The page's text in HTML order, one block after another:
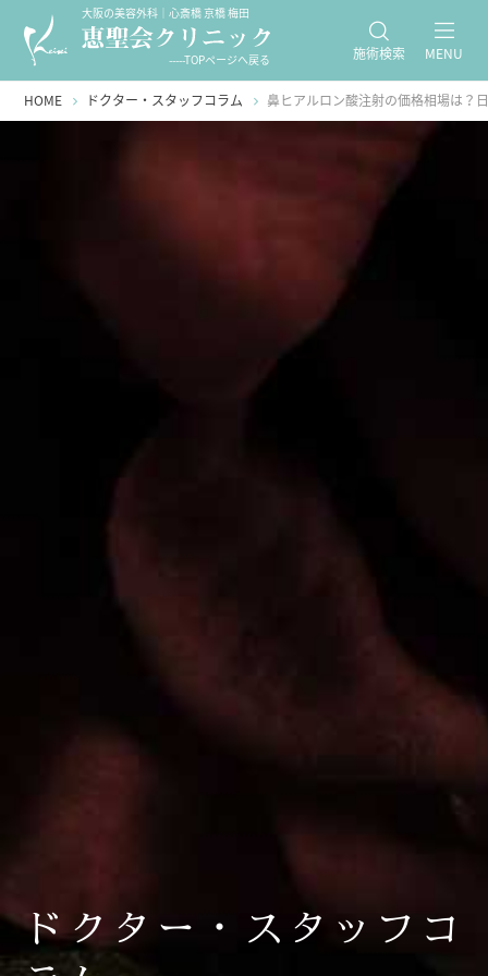
大阪の美容外科｜心斎橋 京橋 梅田
-----TOPページへ戻る 施術検索 MENU
HOME ドクター・スタッフコラム 鼻ヒアルロン酸注射の価格相場は？
ドクター・スタッフコ